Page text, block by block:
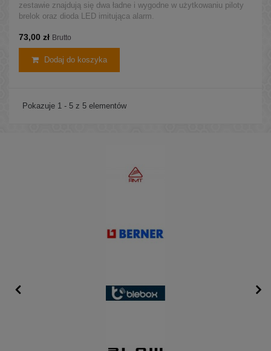
zestawie znajdują się dwa ładne i wygodne w użytkowaniu piloty
brelok oraz dioda LED imitująca alarm.
73,00 zł Brutto
Dodaj do koszyka
Pokazuje 1 - 5 z 5 elementów